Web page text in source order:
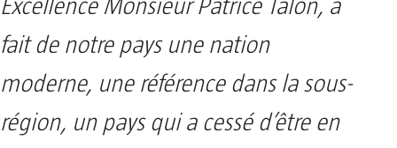
Excellence Monsieur Patrice Talon, a
fait de notre pays une nation
moderne, une référence dans la sous-
région, un pays qui a cessé d’être en